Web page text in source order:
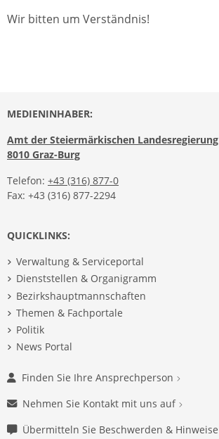
Wir bitten um Verständnis!
MEDIENINHABER:
Amt der Steiermärkischen Landesregierung
8010 Graz-Burg
Telefon: +43 (316) 877-0
Fax: +43 (316) 877-2294
QUICKLINKS:
Verwaltung & Serviceportal
Dienststellen & Organigramm
Bezirkshauptmannschaften
Themen & Fachportale
Politik
News Portal
Finden Sie Ihre Ansprechperson
Nehmen Sie Kontakt mit uns auf
Übermitteln Sie Beschwerden & Hinweise